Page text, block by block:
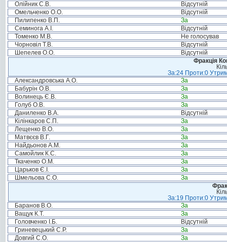
Олійник С.В.
Відсутній
Омельченко О.О.
Відсутній
Пилипенко В.П.
За
Семинога А.І.
Відсутній
Томенко М.В.
Не голосував
Чорновіл Т.В.
Відсутній
Шепелев О.О.
Відсутній
Фракція
За:24 Проти:0
Александровська А.О.
За
Бабурін О.В.
За
Волинець Є.В.
За
Голуб О.В.
За
Даниленко В.А.
Відсутній
Кілінкаров С.П.
За
Лещенко В.О.
За
Матвєєв В.Г.
За
Найдьонов А.М.
За
Самойлик К.С.
За
Ткаченко О.М.
За
Царьков Є.І.
За
Шмельова С.О.
За
За:19 Проти:0
Баранов В.О.
За
Ващук К.Т.
За
Головченко І.Б.
Відсутній
Гриневецький С.Р.
За
Довгий С.О.
За